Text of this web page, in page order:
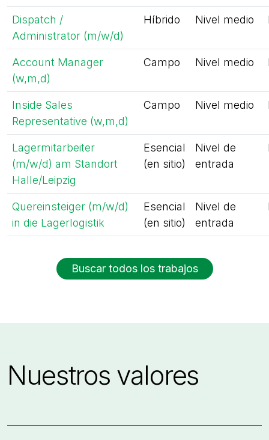
Dispatch /
Administrator (m/w/d)
Híbrido Nivel medio
Account Manager
(w,m,d)
Campo Nivel medio
Inside Sales
Representative (w,m,d)
Campo Nivel medio
Lagermitarbeiter
(m/w/d) am Standort
Halle/Leipzig
Esencial
(en sitio)
Nivel de
entrada
Quereinsteiger (m/w/d)
in die Lagerlogistik
Esencial
(en sitio)
Nivel de
entrada
Buscar todos los trabajos
Nuestros valores